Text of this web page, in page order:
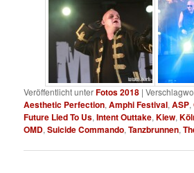
Veröffentlicht unterFotos 2018 |
Aesthetic Perfection,Amphi Festival,ASP,
Future Lied To Us,Intent Outtake,Kiew,
OMD,Suicide Commando,Tanzbrunnen,